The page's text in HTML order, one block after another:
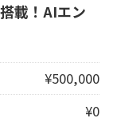
載！AIエン
¥500,000
¥0